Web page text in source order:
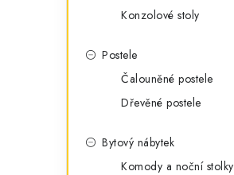
Konzolové stoly
Postele
Čalouněné postele
Dřevěné postele
Bytový nábytek
Komody a noční stolky